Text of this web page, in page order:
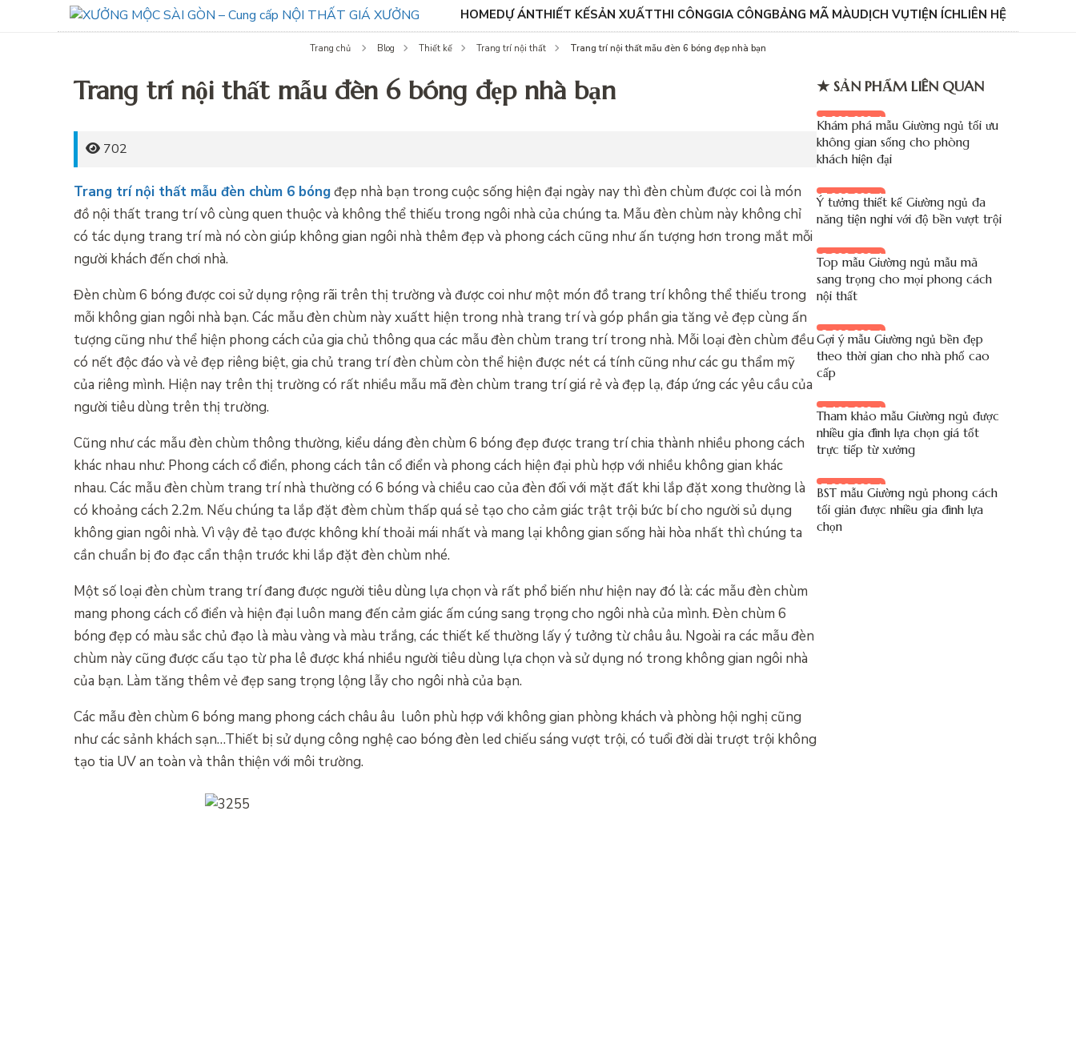
HOMEDỰ ÁNTHIẾT KẾSẢN XUẤTTHI CÔNGGIA CÔNGBẢNG MÃ MÀUDỊCH VỤTIỆN ÍCHLIÊN HỆ
Trang chủ Blog Thiết kế Trang trí nội thất Trang trí nội thất mẫu đèn 6 bóng đẹp nhà bạn
Trang trí nội thất mẫu đèn 6 bóng đẹp nhà bạn
702
Trang trí nội thất mẫu đèn chùm 6 bóngđẹp nhà bạn trong cuộc sống hiện đại ngày nay thì đèn chùm được coi là món
đồ nội thất trang trí vô cùng quen thuộc và không thể thiếu trong ngôi nhà của chúng ta. Mẫu đèn chùm này không chỉ
có tác dụng trang trí mà nó còn giúp không gian ngôi nhà thêm đẹp và phong cách cũng như ấn tượng hơn trong mắt mỗi
người khách đến chơi nhà.
Đèn chùm 6 bóng được coi sử dụng rộng rãi trên thị trường và được coi như một món đồ trang trí không thể thiếu trong
mỗi không gian ngôi nhà bạn. Các mẫu đèn chùm này xuấtt hiện trong nhà trang trí và góp phần gia tăng vẻ đẹp cùng ấn
tượng cũng như thể hiện phong cách của gia chủ thông qua các mẫu đèn chùm trang trí trong nhà. Mỗi loại đèn chùm đều
có nết độc đáo và vẻ đẹp riêng biệt, gia chủ trang trí đèn chùm còn thể hiện được nét cá tính cũng như các gu thẩm mỹ
của riêng mình. Hiện nay trên thị trường có rất nhiều mẫu mã đèn chùm trang trí giá rẻ và đẹp lạ, đáp ứng các yêu cầu của
người tiêu dùng trên thị trường.
Cũng như các mẫu đèn chùm thông thường, kiểu dáng đèn chùm 6 bóng đẹp được trang trí chia thành nhiều phong cách
khác nhau như: Phong cách cổ điển, phong cách tân cổ điển và phong cách hiện đại phù hợp với nhiều không gian khác
nhau. Các mẫu đèn chùm trang trí nhà thường có 6 bóng và chiều cao của đèn đối với mặt đất khi lắp đặt xong thường là
có khoảng cách 2.2m. Nếu chúng ta lắp đặt đèm chùm thấp quá sẻ tạo cho cảm giác trật trội bức bí cho người sủ dụng
không gian ngôi nhà. Vì vậy đẻ tạo được không khí thoải mái nhất và mang lại không gian sống hài hòa nhất thì chúng ta
cần chuẩn bị đo đạc cẩn thận trước khi lắp đặt đèn chùm nhé.
Một số loại đèn chùm trang trí đang được người tiêu dùng lựa chọn và rất phổ biến như hiện nay đó là: các mẫu đèn chùm
mang phong cách cổ điển và hiện đại luôn mang đến cảm giác ấm cúng sang trọng cho ngôi nhà của mình. Đèn chùm 6
bóng đẹp có màu sắc chủ đạo là màu vàng và màu trắng, các thiết kế thường lấy ý tưởng từ châu âu. Ngoài ra các mẫu đèn
chùm này cũng được cấu tạo từ pha lê được khá nhiều người tiêu dùng lựa chọn và sử dụng nó trong không gian ngôi nhà
của bạn. Làm tăng thêm vẻ đẹp sang trọng lộng lẫy cho ngôi nhà của bạn.
Các mẫu đèn chùm 6 bóng mang phong cách châu âu luôn phù hợp với không gian phòng khách và phòng hội nghị cũng
như các sảnh khách sạn…Thiết bị sử dụng công nghệ cao bóng đèn led chiếu sáng vượt trội, có tuổi đời dài trượt trội không
tạo tia UV an toàn và thân thiện với môi trường.
★ SẢN PHẨM LIÊN QUAN
9.900.000 đ
Khám phá mẫu Giường ngủ tối ưu
không gian sống cho phòng
khách hiện đại
7.900.000 đ
Ý tưởng thiết kế Giường ngủ đa
năng tiện nghi với độ bền vượt trội
8.200.000 đ
Top mẫu Giường ngủ mẫu mã
sang trọng cho mọi phong cách
nội thất
8.600.000 đ
Gợi ý mẫu Giường ngủ bền đẹp
theo thời gian cho nhà phố cao
cấp
8.100.000 đ
Tham khảo mẫu Giường ngủ được
nhiều gia đình lựa chọn giá tốt
trực tiếp từ xưởng
7.900.000 đ
BST mẫu Giường ngủ phong cách
tối giản được nhiều gia đình lựa
chọn